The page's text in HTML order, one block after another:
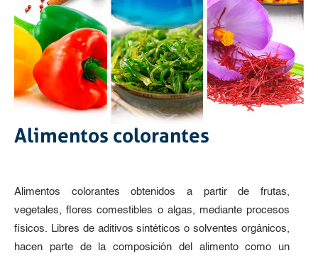
Alimentos colorantes
Alimentos colorantes obtenidos a partir de frutas,
vegetales, flores comestibles o algas, mediante procesos
físicos. Libres de aditivos sintéticos o solventes orgánicos,
hacen parte de la composición del alimento como un